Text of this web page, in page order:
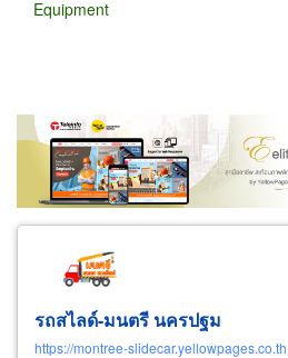
Equipment
ขายส่ง ขายปลีก ผู้ผลิต
ผู้ส่งออก/นำเข้า
ธุรกิจบริการ
รถสไลด์-มนตรี นครปฐม
https://montree-slidecar.yellowpages.co.th